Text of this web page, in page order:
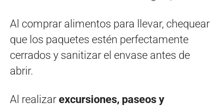
Al comprar alimentos para llevar, chequear
que los paquetes estén perfectamente
cerrados y sanitizar el envase antes de
abrir.
Al realizar excursiones, paseos y